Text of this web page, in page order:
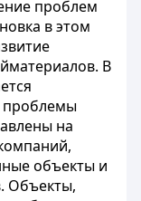
проблем
в этом
В
проблемы
на
объекты и
Объекты,